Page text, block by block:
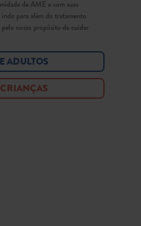
de AME e com suas
para além do tratamento
nosso propósito de cuidar
ADULTOS